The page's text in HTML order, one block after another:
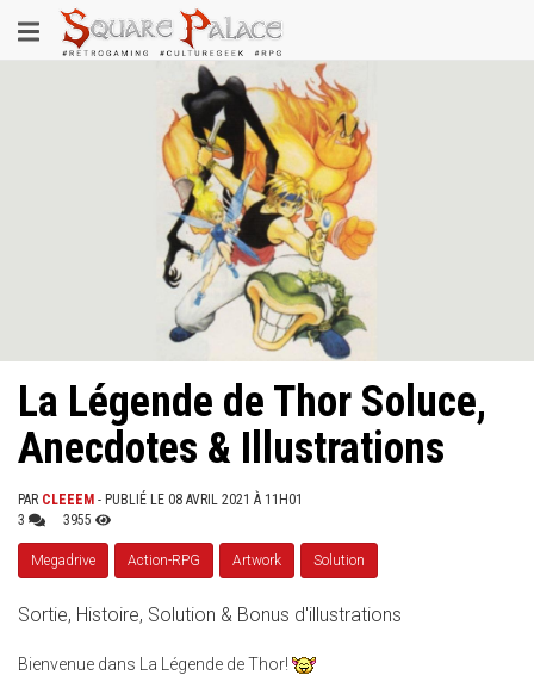
au
contenu
Toggle
navigation
La Légende de Thor Soluce,
Anecdotes & Illustrations
PAR CLEEEM - PUBLIÉ LE 08 AVRIL 2021 À 11H01
3
3955
Megadrive Action-RPG Artwork Solution
Sortie, Histoire, Solution & Bonus d'illustrations
Bienvenue dans La Légende de Thor!